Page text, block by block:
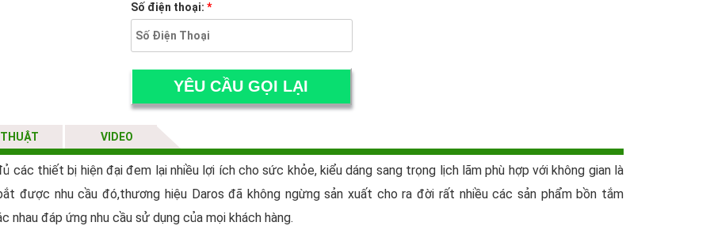
Số điện thoại: *
VIDEO
các thiết bị hiện đại đem lại nhiều lợi ích cho sức khỏe, kiểu dáng sang trọng lịch lãm phù hợp với không gian là
được nhu cầu đó,thương hiệu Daros đã không ngừng sản xuất cho ra đời rất nhiều các sản phẩm bồn tắm
đáp ứng nhu cầu sử dụng của mọi khách hàng.